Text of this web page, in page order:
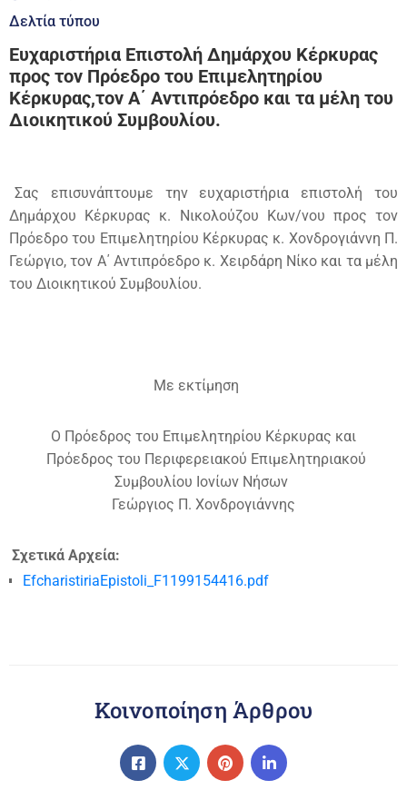
Δελτία τύπου
Ευχαριστήρια Επιστολή Δημάρχου Κέρκυρας
προς τον Πρόεδρο του Επιμελητηρίου
Κέρκυρας,τον Α΄ Αντιπρόεδρο και τα μέλη του
Διοικητικού Συμβουλίου.
Σας επισυνάπτουμε την ευχαριστήρια επιστολή του
Δημάρχου Κέρκυρας κ. Νικολούζου Κων/νου προς τον
Πρόεδρο του Επιμελητηρίου Κέρκυρας κ. Χονδρογιάννη Π.
Γεώργιο, τον Α΄ Αντιπρόεδρο κ. Χειρδάρη Νίκο και τα μέλη
του Διοικητικού Συμβουλίου.
Με εκτίμηση
Ο Πρόεδρος του Επιμελητηρίου Κέρκυρας και
Πρόεδρος του Περιφερειακού Επιμελητηριακού
Συμβουλίου Ιονίων Νήσων
Γεώργιος Π. Χονδρογιάννης
Σχετικά Αρχεία:
EfcharistiriaEpistoli_F1199154416.pdf
Κοινοποίηση Άρθρου